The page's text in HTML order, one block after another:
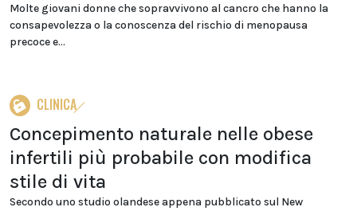
Molte giovani donne che sopravvivono al cancro che hanno la
consapevolezza o la conoscenza del rischio di menopausa
precoce e...
CLINICA
Concepimento naturale nelle obese
infertili più probabile con modifica
stile di vita
Secondo uno studio olandese appena pubblicato sul New